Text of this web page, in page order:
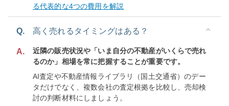
る代表的な4つの費用を解説
Q. 高く売れるタイミングはある？
A.
近隣の販売状況や「いま自分の不動産がいくらで売れ
るのか」相場を常に把握することが重要です。
AI査定や不動産情報ライブラリ（国土交通省）のデー
タだけでなく、複数会社の査定根拠を比較し、売却検
討の判断材料にしましょう。